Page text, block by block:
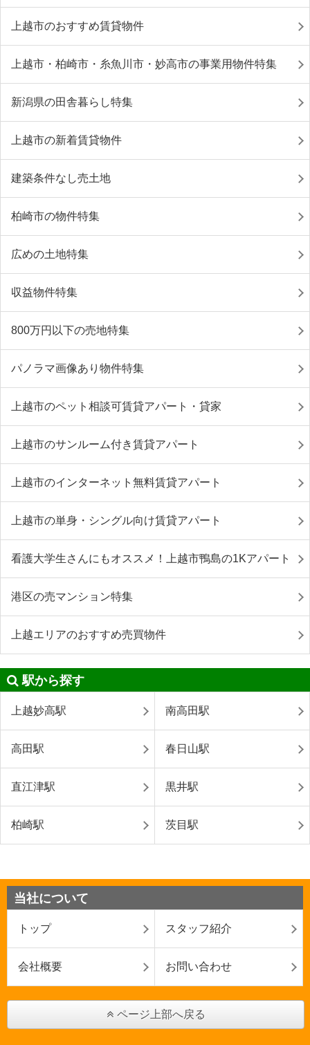
上越市のおすすめ賃貸物件
上越市・柏崎市・糸魚川市・妙高市の事業用物件特集
新潟県の田舎暮らし特集
上越市の新着賃貸物件
建築条件なし売土地
柏崎市の物件特集
広めの土地特集
収益物件特集
800万円以下の売地特集
パノラマ画像あり物件特集
上越市のペット相談可賃貸アパート・貸家
上越市のサンルーム付き賃貸アパート
上越市のインターネット無料賃貸アパート
上越市の単身・シングル向け賃貸アパート
看護大学生さんにもオススメ！上越市鴨島の1Kアパート
港区の売マンション特集
上越エリアのおすすめ売買物件
駅から探す
上越妙高駅 南高田駅
高田駅 春日山駅
直江津駅 黒井駅
柏崎駅 茨目駅
当社について
トップ スタッフ紹介
会社概要 お問い合わせ
ページ上部へ戻る